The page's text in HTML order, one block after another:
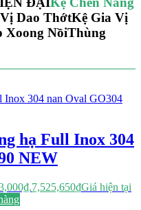
Dao ThớtKệ Gia Vị
Xoong NồiThùng
hạ Full Inox 304
NEW
7,525,650₫Giá hiện tại